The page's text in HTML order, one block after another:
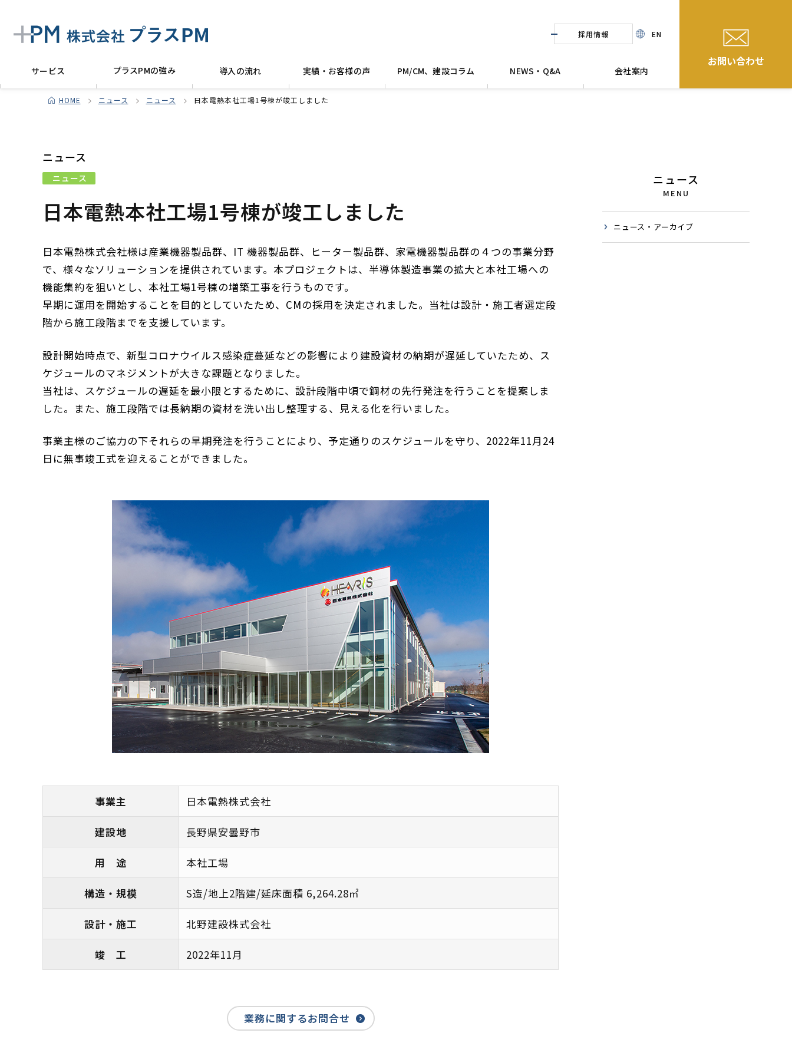
採用情報 EN
サービス プラスPMの強み 導入の流れ 実績・お客様の声 PM/CM、建設コラム NEWS・Q&A 会社案内
お問い合わせ
HOME ニュース ニュース 日本電熱本社工場1号棟が竣工しました
ニュース
ニュース
日本電熱本社工場1号棟が竣工しました
日本電熱株式会社様は産業機器製品群、IT 機器製品群、ヒーター製品群、家電機器製品群の４つの事業分野
で、様々なソリューションを提供されています。本プロジェクトは、半導体製造事業の拡大と本社工場への
機能集約を狙いとし、本社工場1号棟の増築工事を行うものです。
早期に運用を開始することを目的としていたため、CMの採用を決定されました。当社は設計・施工者選定段
階から施工段階までを支援しています。
設計開始時点で、新型コロナウイルス感染症蔓延などの影響により建設資材の納期が遅延していたため、ス
ケジュールのマネジメントが大きな課題となりました。
当社は、スケジュールの遅延を最小限とするために、設計段階中頃で鋼材の先行発注を行うことを提案しま
した。また、施工段階では長納期の資材を洗い出し整理する、見える化を行いました。
事業主様のご協力の下それらの早期発注を行うことにより、予定通りのスケジュールを守り、2022年11月24
日に無事竣工式を迎えることができました。
事業主 日本電熱株式会社
建設地 長野県安曇野市
用 途 本社工場
構造・規模 S造/地上2階建/延床面積 6,264.28㎡
設計・施工 北野建設株式会社
竣 工 2022年11月
業務に関するお問合せ
ニュース
MENU
ニュース・アーカイブ